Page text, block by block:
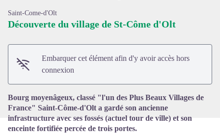
Saint-Come-d'Olt
Découverte du village de St-Côme d'Olt
Embarquer cet élément afin d'y avoir accès hors
connexion
Bourg moyenâgeux, classé "l'un des Plus Beaux Villages de
France" Saint-Côme-d'Olt a gardé son ancienne
infrastructure avec ses fossés (actuel tour de ville) et son
enceinte fortifiée percée de trois portes.